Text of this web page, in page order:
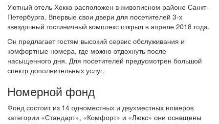
Уютный отель Хокко расположен в живописном районе Санкт-
Петербурга. Впервые свои двери для посетителей 3-х
звездочный гостиничный комплекс открыл в апреле 2018 года.
Он предлагает гостям высокий сервис обслуживания и
комфортные номера, где можно отдохнуть после
насыщенного дня. Для посетителей предусмотрен большой
спектр дополнительных услуг.
Номерной фонд
Фонд состоит из 14 одноместных и двухместных номеров
категории «Стандарт», «Комфорт» и «Люкс» они оснащены